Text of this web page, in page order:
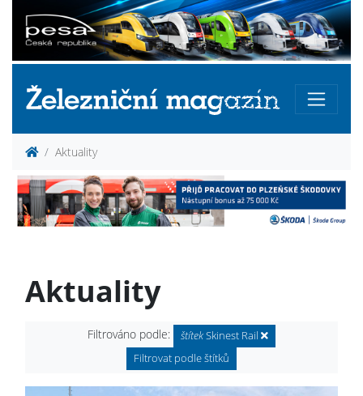
Aktuality
Aktuality
Filtrováno podle: štítekSkinest Rail
Filtrovat podle štítků